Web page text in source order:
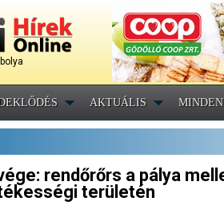
AKTUÁLIS
rendőrőrs a pálya
területén